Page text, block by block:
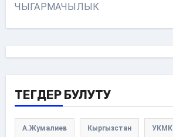
ЧЫГАРМАЧЫЛЫК
ТЕГДЕР БУЛУТУ
А.Жумалиев Кыргызстан УКМК